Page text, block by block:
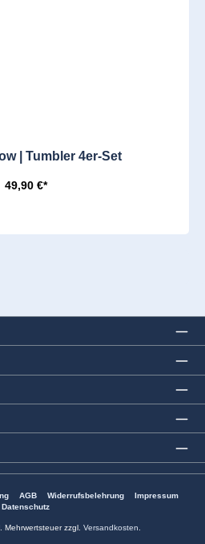
| Tumbler 4er-Set
49,90 €*
AGB Widerrufsbelehrung
Impressum
Datenschutz
Mehrwertsteuer zzgl. Versandkosten.